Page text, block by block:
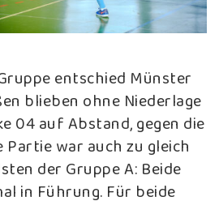
entschied Münster
blieben ohne Niederlage
04 auf Abstand, gegen die
Partie war auch zu gleich
der Gruppe A: Beide
in Führung. Für beide